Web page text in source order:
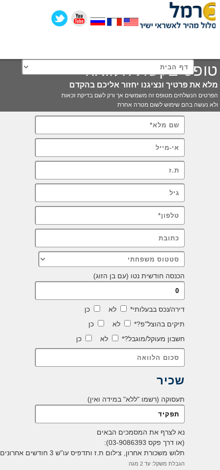
טופס בקשת הלוואה
מלא את פרטיך ונציגנו יחזור אליכם בהקדם
הפרטים הנשלחים מטופס זה משמשים אך ורק לשם בדיקת זכאות
ולא נעשה בהם שימוש לשום מטרה אחרת
הכנסה חודשית נטו (עם בן הזוג)
דירה/נכס בבעלותי* לא
כן
תיקים בהוצל"פ?*
לא
כן
חשבון מעוקל/מוגבל?*
לא כן
שכיר
תעסוקה (רשמו "ללא" במידה ואין)
נא לצרף את המסמכים הבאים
(או דרך פקס 03-9086393):
תלוש משכורת אחרון, צילום ת.ז ותדפיס עו"ש 3 חודשים אחרונים.
הגבלת משקל: עד 2 מגה